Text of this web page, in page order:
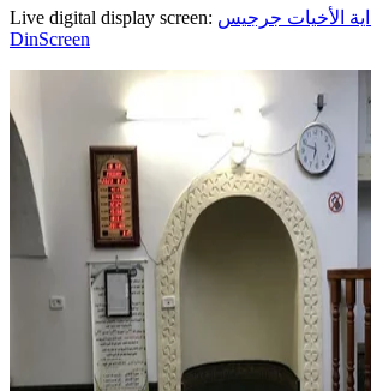
Live digital display screen: الأخيات جرجيس
DinScreen